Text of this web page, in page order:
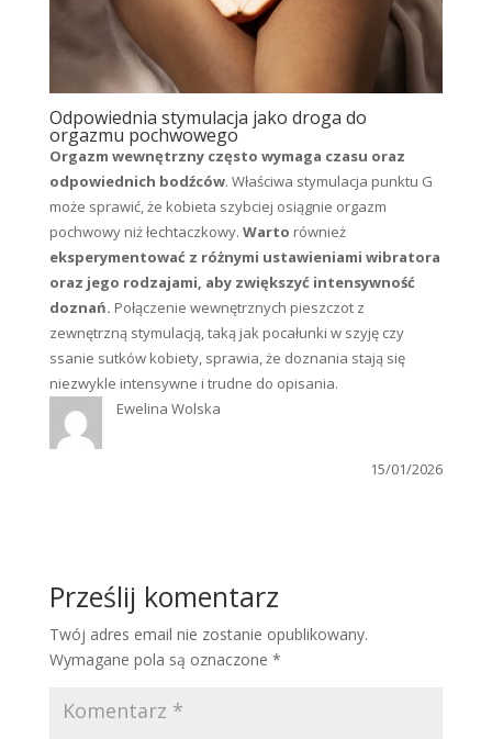
Odpowiednia stymulacja jako droga do
orgazmu pochwowego
Orgazm wewnętrzny często wymaga czasu oraz
odpowiednich bodźców. Właściwa stymulacja punktu G
może sprawić, że kobieta szybciej osiągnie orgazm
pochwowy niż łechtaczkowy. Warto również
eksperymentować z różnymi ustawieniami wibratora
oraz jego rodzajami, aby zwiększyć intensywność
doznań. Połączenie wewnętrznych pieszczot z
zewnętrzną stymulacją, taką jak pocałunki w szyję czy
ssanie sutków kobiety, sprawia, że doznania stają się
niezwykle intensywne i trudne do opisania.
Ewelina Wolska
15/01/2026
Prześlij komentarz
Twój adres email nie zostanie opublikowany.
Wymagane pola są oznaczone *